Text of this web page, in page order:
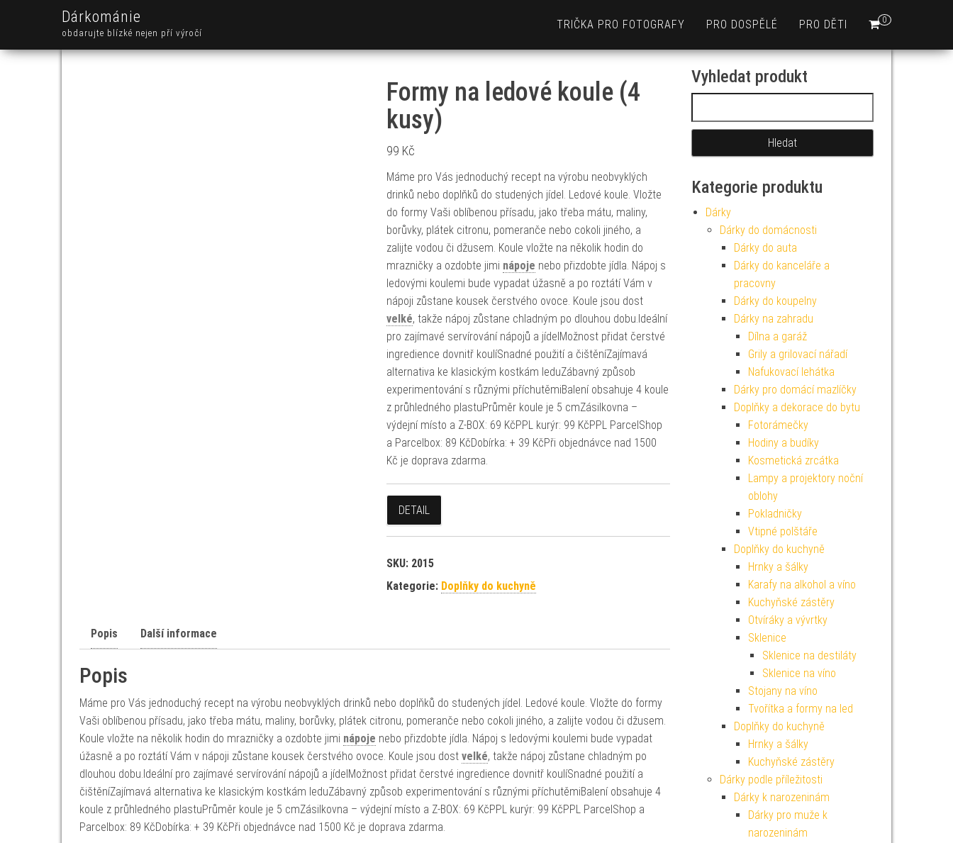
Dárkománie
obdarujte blízké nejen pří výročí
0
TRIČKA PRO FOTOGRAFY PRO DOSPĚLÉ PRO DĚTI
Formy na ledové koule (4
kusy)
99 Kč
Máme pro Vás jednoduchý recept na výrobu neobvyklých
drinků nebo doplňků do studených jídel. Ledové koule. Vložte
do formy Vaši oblíbenou přísadu, jako třeba mátu, maliny,
borůvky, plátek citronu, pomeranče nebo cokoli jiného, a
zalijte vodou či džusem. Koule vložte na několik hodin do
mrazničky a ozdobte jimi nápoje nebo přizdobte jídla. Nápoj s
ledovými koulemi bude vypadat úžasně a po roztátí Vám v
nápoji zůstane kousek čerstvého ovoce. Koule jsou dost
velké, takže nápoj zůstane chladným po dlouhou dobu.Ideální
pro zajímavé servírování nápojů a jídelMožnost přidat čerstvé
ingredience dovnitř koulíSnadné použití a čištěníZajímavá
alternativa ke klasickým kostkám leduZábavný způsob
experimentování s různými příchutěmiBalení obsahuje 4 koule
z průhledného plastuPrůměr koule je 5 cmZásilkovna –
výdejní místo a Z-BOX: 69 KčPPL kurýr: 99 KčPPL ParcelShop
a Parcelbox: 89 KčDobírka: + 39 KčPři objednávce nad 1500
Kč je doprava zdarma.
DETAIL
SKU: 2015
Kategorie: Doplňky do kuchyně
Popis Další informace
Popis
Máme pro Vás jednoduchý recept na výrobu neobvyklých drinků nebo doplňků do studených jídel. Ledové koule. Vložte do formy
Vaši oblíbenou přísadu, jako třeba mátu, maliny, borůvky, plátek citronu, pomeranče nebo cokoli jiného, a zalijte vodou či džusem.
Koule vložte na několik hodin do mrazničky a ozdobte jimi nápoje nebo přizdobte jídla. Nápoj s ledovými koulemi bude vypadat
úžasně a po roztátí Vám v nápoji zůstane kousek čerstvého ovoce. Koule jsou dost velké, takže nápoj zůstane chladným po
dlouhou dobu.Ideální pro zajímavé servírování nápojů a jídelMožnost přidat čerstvé ingredience dovnitř koulíSnadné použití a
čištěníZajímavá alternativa ke klasickým kostkám leduZábavný způsob experimentování s různými příchutěmiBalení obsahuje 4
koule z průhledného plastuPrůměr koule je 5 cmZásilkovna – výdejní místo a Z-BOX: 69 KčPPL kurýr: 99 KčPPL ParcelShop a
Parcelbox: 89 KčDobírka: + 39 KčPři objednávce nad 1500 Kč je doprava zdarma.
Vyhledat produkt
Kategorie produktu
Dárky
Dárky do domácnosti
Dárky do auta
Dárky do kanceláře a
pracovny
Dárky do koupelny
Dárky na zahradu
Dílna a garáž
Grily a grilovací nářadí
Nafukovací lehátka
Dárky pro domácí mazlíčky
Doplňky a dekorace do bytu
Fotorámečky
Hodiny a budíky
Kosmetická zrcátka
Lampy a projektory noční
oblohy
Pokladničky
Vtipné polštáře
Doplňky do kuchyně
Hrnky a šálky
Karafy na alkohol a víno
Kuchyňské zástěry
Otvíráky a vývrtky
Sklenice
Sklenice na destiláty
Sklenice na víno
Stojany na víno
Tvořítka a formy na led
Doplňky do kuchyně
Hrnky a šálky
Kuchyňské zástěry
Dárky podle příležitosti
Dárky k narozeninám
Dárky pro muže k
narozeninám